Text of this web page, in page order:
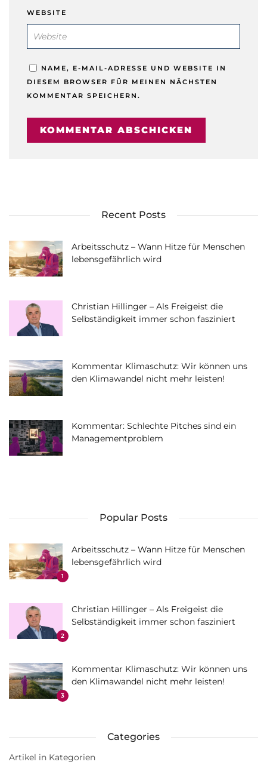
WEBSITE
NAME, E-MAIL-ADRESSE UND WEBSITE IN
DIESEM BROWSER FÜR MEINEN NÄCHSTEN
KOMMENTAR SPEICHERN.
Recent Posts
Arbeitsschutz – Wann Hitze für Menschen
lebensgefährlich wird
Christian Hillinger – Als Freigeist die
Selbständigkeit immer schon fasziniert
Kommentar Klimaschutz: Wir können uns
den Klimawandel nicht mehr leisten!
Kommentar: Schlechte Pitches sind ein
Managementproblem
Popular Posts
1
Arbeitsschutz – Wann Hitze für Menschen
lebensgefährlich wird
2
Christian Hillinger – Als Freigeist die
Selbständigkeit immer schon fasziniert
3
Kommentar Klimaschutz: Wir können uns
den Klimawandel nicht mehr leisten!
Categories
Artikel in Kategorien